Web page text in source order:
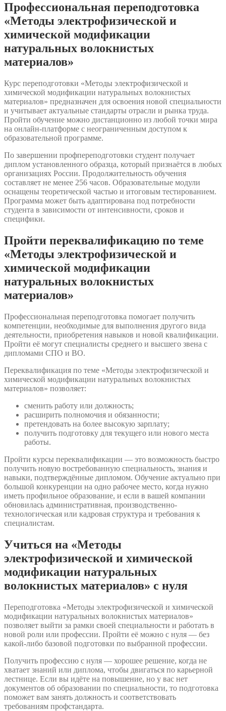
натуральных
волокнистых
материалов»
Профессиональная переподготовка
«Методы электрофизической и
химической модификации
натуральных волокнистых
материалов»
Курс переподготовки «Методы электрофизической и
химической модификации натуральных волокнистых
материалов» предназначен для освоения новой специальности
и учитывает актуальные стандарты отрасли и рынка труда.
Пройти обучение можно дистанционно из любой точки мира
на онлайн-платформе с неограниченным доступом к
образовательной программе.
По завершении профпереподготовки студент получает
диплом установленного образца, который признаётся в любых
организациях России. Продолжительность обучения
составляет не менее 256 часов. Образовательные модули
оснащены теоретической частью и итоговым тестированием.
Программа может быть адаптирована под потребности
студента в зависимости от интенсивности, сроков и
специфики.
Пройти переквалификацию по теме
«Методы электрофизической и
химической модификации
натуральных волокнистых
материалов»
Профессиональная переподготовка помогает получить
компетенции, необходимые для выполнения другого вида
деятельности, приобретения навыков и новой квалификации.
Пройти её могут специалисты среднего и высшего звена с
дипломами СПО и ВО.
Переквалификация по теме «Методы электрофизической и
химической модификации натуральных волокнистых
материалов» позволяет:
сменить работу или должность;
расширить полномочия и обязанности;
претендовать на более высокую зарплату;
получить подготовку для текущего или нового места
работы.
Пройти курсы переквалификации — это возможность быстро
получить новую востребованную специальность, знания и
навыки, подтверждённые дипломом. Обучение актуально при
большой конкуренции на одно рабочее место, когда нужно
иметь профильное образование, и если в вашей компании
обновилась административная, производственно-
технологическая или кадровая структура и требования к
специалистам.
Учиться на «Методы
электрофизической и химической
модификации натуральных
волокнистых материалов» с нуля
Переподготовка «Методы электрофизической и химической
модификации натуральных волокнистых материалов»
позволяет выйти за рамки своей специальности и работать в
новой роли или профессии. Пройти её можно с нуля — без
какой-либо базовой подготовки по выбранной профессии.
Получить профессию с нуля — хорошее решение, когда не
хватает знаний или диплома, чтобы двигаться по карьерной
лестнице. Если вы идёте на повышение, но у вас нет
документов об образовании по специальности, то подготовка
поможет вам занять должность и соответствовать
требованиям профстандарта.